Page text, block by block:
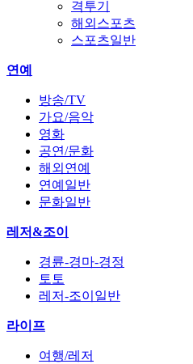
격투기
해외스포츠
스포츠일반
연예
방송/TV
가요/음악
영화
공연/문화
해외연예
연예일반
문화일반
레저&조이
경륜-경마-경정
토토
레저-조이일반
라이프
여행/레저